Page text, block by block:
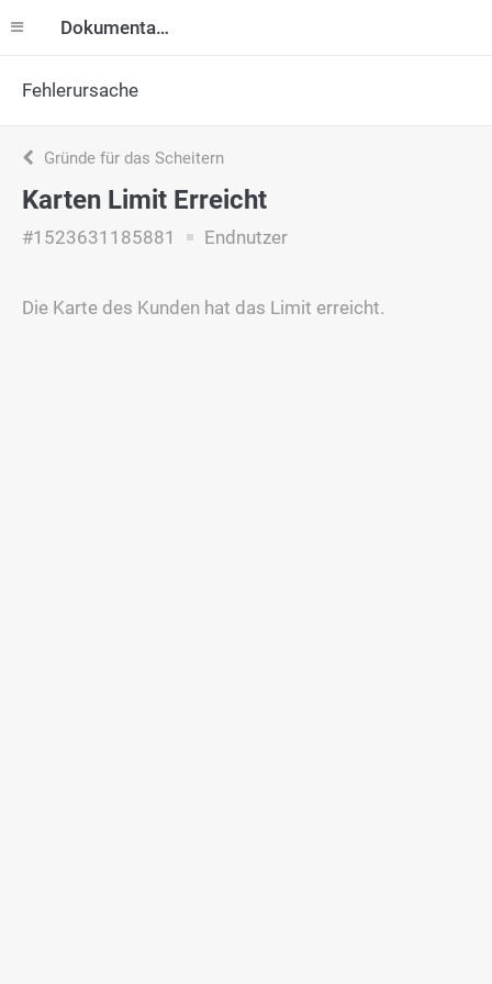
Dokumentation
Fehlerursache
Gründe für das Scheitern
Karten Limit Erreicht
#1523631185881 Endnutzer
Die Karte des Kunden hat das Limit erreicht.